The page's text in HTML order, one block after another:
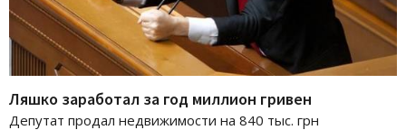
Ляшко заработал за год миллион гривен
Депутат продал недвижимости на 840 тыс. грн